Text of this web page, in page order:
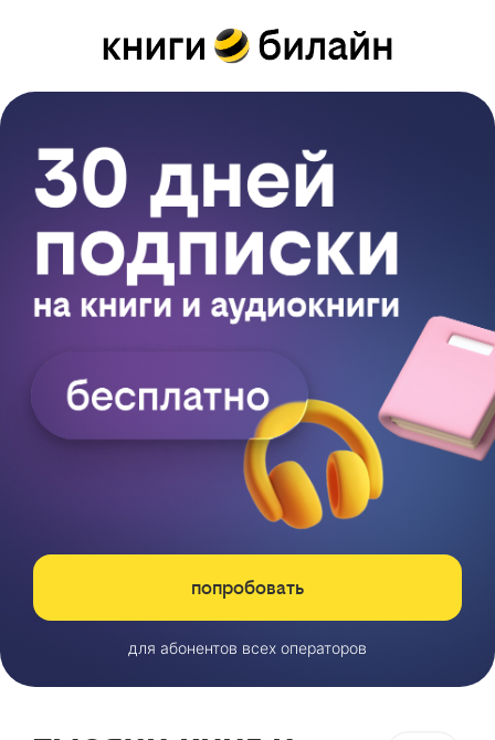
попробовать
для абонентов всех операторов